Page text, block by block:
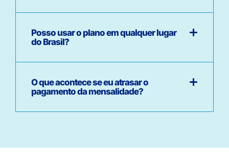
Posso usar o plano em qualquer lugar
do Brasil?
O que acontece se eu atrasar o
pagamento da mensalidade?